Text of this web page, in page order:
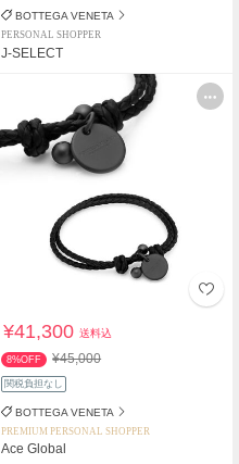
BOTTEGA VENETA
PERSONAL SHOPPER
J-SELECT
¥41,300送料込
8%OFF ¥45,000
関税負担なし
BOTTEGA VENETA
PREMIUM PERSONAL SHOPPER
Ace Global